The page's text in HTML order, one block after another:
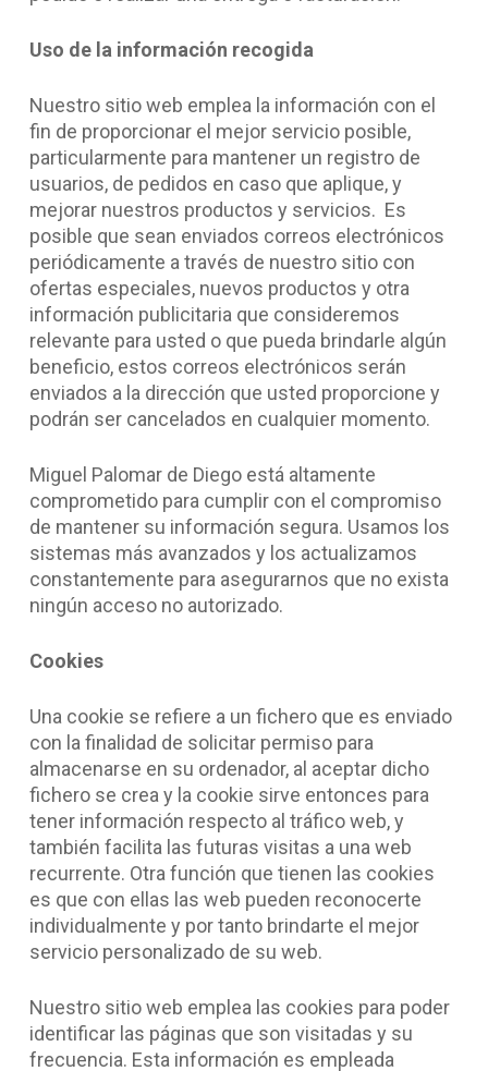
Uso de la información recogida
Nuestro sitio web emplea la información con el
fin de proporcionar el mejor servicio posible,
particularmente para mantener un registro de
usuarios, de pedidos en caso que aplique, y
mejorar nuestros productos y servicios. Es
posible que sean enviados correos electrónicos
periódicamente a través de nuestro sitio con
ofertas especiales, nuevos productos y otra
información publicitaria que consideremos
relevante para usted o que pueda brindarle algún
beneficio, estos correos electrónicos serán
enviados a la dirección que usted proporcione y
podrán ser cancelados en cualquier momento.
Miguel Palomar de Diego está altamente
comprometido para cumplir con el compromiso
de mantener su información segura. Usamos los
sistemas más avanzados y los actualizamos
constantemente para asegurarnos que no exista
ningún acceso no autorizado.
Cookies
Una cookie se refiere a un fichero que es enviado
con la finalidad de solicitar permiso para
almacenarse en su ordenador, al aceptar dicho
fichero se crea y la cookie sirve entonces para
tener información respecto al tráfico web, y
también facilita las futuras visitas a una web
recurrente. Otra función que tienen las cookies
es que con ellas las web pueden reconocerte
individualmente y por tanto brindarte el mejor
servicio personalizado de su web.
Nuestro sitio web emplea las cookies para poder
identificar las páginas que son visitadas y su
frecuencia. Esta información es empleada